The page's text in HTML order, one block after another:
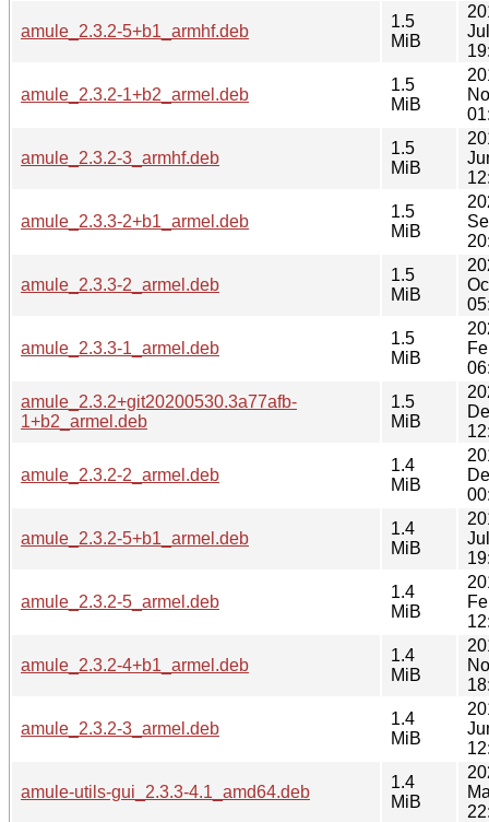
amule_2.3.2-5+b1_armhf.deb
1.5
MiB
amule_2.3.2-1+b2_armel.deb
1.5
MiB
amule_2.3.2-3_armhf.deb
1.5
MiB
amule_2.3.3-2+b1_armel.deb
1.5
MiB
amule_2.3.3-2_armel.deb
1.5
MiB
amule_2.3.3-1_armel.deb
1.5
MiB
amule_2.3.2+git20200530.3a77afb-
1+b2_armel.deb
1.5
MiB
amule_2.3.2-2_armel.deb
1.4
MiB
amule_2.3.2-5+b1_armel.deb
1.4
MiB
amule_2.3.2-5_armel.deb
1.4
MiB
amule_2.3.2-4+b1_armel.deb
1.4
MiB
amule_2.3.2-3_armel.deb
1.4
MiB
amule-utils-gui_2.3.3-4.1_amd64.deb
1.4
MiB